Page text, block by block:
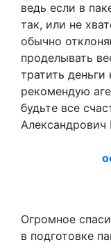
ведь если в
так, или не
обычно
проделывать
тратить
рекомендую
будьте все
Александрович
Огромное
в подготовке